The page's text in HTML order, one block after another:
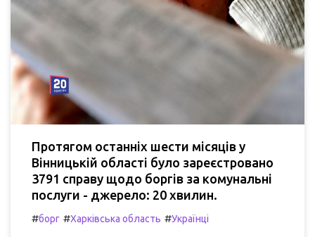
Протягом останніх шести місяців у
Вінницькій області було зареєстровано
3791 справу щодо боргів за комунальні
послуги - джерело: 20 хвилин.
#борг #Харківська область #Українці